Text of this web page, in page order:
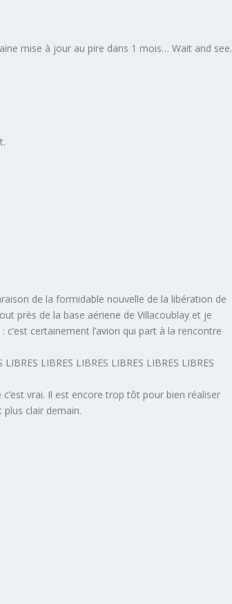
mise à jour au pire dans 1 mois… Wait and see.
de la formidable nouvelle de la libération de
près de la base aériene de Villacoublay et je
certainement l’avion qui part à la rencontre
LIBRES LIBRES LIBRES LIBRES LIBRES
vrai. Il est encore trop tôt pour bien réaliser
plus clair demain.